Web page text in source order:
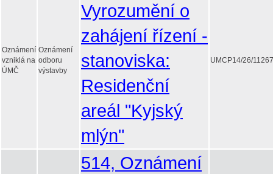
Oznámení
vzniklá na
ÚMČ
Oznámení
odboru
výstavby
Vyrozumění o
zahájení řízení -
stanoviska:
Residenční
areál "Kyjský
mlýn"
UMCP14/26/
514, Oznámení